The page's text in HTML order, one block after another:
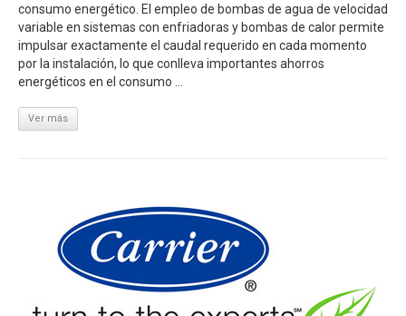
consumo energético. El empleo de bombas de agua de velocidad
variable en sistemas con enfriadoras y bombas de calor permite
impulsar exactamente el caudal requerido en cada momento
por la instalación, lo que conlleva importantes ahorros
energéticos en el consumo ...
Ver más